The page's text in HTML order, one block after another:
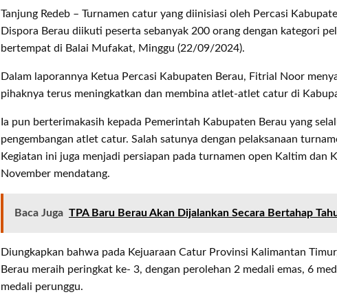
Tanjung Redeb – Turnamen catur yang diinisiasi oleh Percasi
Dispora Berau diikuti peserta sebanyak 200 orang dengan kategori
bertempat di Balai Mufakat, Minggu (22/09/2024).
Dalam laporannya Ketua Percasi Kabupaten Berau, Fitrial Noor
pihaknya terus meningkatkan dan membina atlet-atlet catur di
Ia pun berterimakasih kepada Pemerintah Kabupaten Berau yang
pengembangan atlet catur. Salah satunya dengan pelaksanaan
Kegiatan ini juga menjadi persiapan pada turnamen open Kaltim dan
November mendatang.
Baca Juga TPA Baru Berau Akan Dijalankan Secara Bertahap
Diungkapkan bahwa pada Kejuaraan Catur Provinsi Kalimantan
Berau meraih peringkat ke- 3, dengan perolehan 2 medali emas, 6
medali perunggu.